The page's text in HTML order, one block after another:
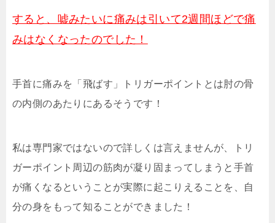
すると、嘘みたいに痛みは引いて2週間ほどで痛
みはなくなったのでした！
手首に痛みを「飛ばす」トリガーポイントとは肘の骨
の内側のあたりにあるそうです！
私は専門家ではないので詳しくは言えませんが、トリ
ガーポイント周辺の筋肉が凝り固まってしまうと手首
が痛くなるということが実際に起こりえることを、自
分の身をもって知ることができました！